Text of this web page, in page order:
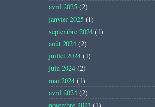
avril 2025 (2)
janvier 2025 (1)
septembre 2024 (1)
août 2024 (2)
juillet 2024 (1)
juin 2024 (2)
mai 2024 (1)
avril 2024 (2)
novembre 2023 (1)